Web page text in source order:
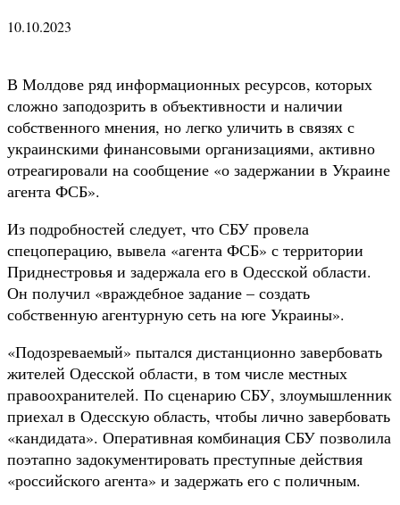
10.10.2023
В Молдове ряд информационных ресурсов, которых
сложно заподозрить в объективности и наличии
собственного мнения, но легко уличить в связях с
украинскими финансовыми организациями, активно
отреагировали на сообщение «о задержании в Украине
агента ФСБ».
Из подробностей следует, что СБУ провела
спецоперацию, вывела «агента ФСБ» с территории
Приднестровья и задержала его в Одесской области.
Он получил «враждебное задание – создать
собственную агентурную сеть на юге Украины».
«Подозреваемый» пытался дистанционно завербовать
жителей Одесской области, в том числе местных
правоохранителей. По сценарию СБУ, злоумышленник
приехал в Одесскую область, чтобы лично завербовать
«кандидата». Оперативная комбинация СБУ позволила
поэтапно задокументировать преступные действия
«российского агента» и задержать его с поличным.